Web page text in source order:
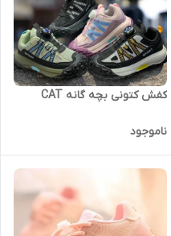
کفش کتونی بچه گانه CAT
ناموجود